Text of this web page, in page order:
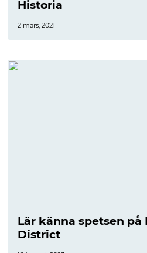
Historia
2 mars, 2021
Lär känna spetsen
District